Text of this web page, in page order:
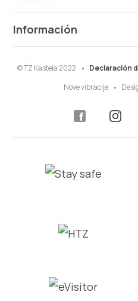
Información
© TZ Kastela 2022 Declaración
Nove vibracije